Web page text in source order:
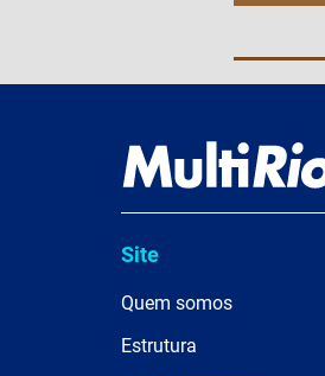
Site
Quem somos
Estrutura